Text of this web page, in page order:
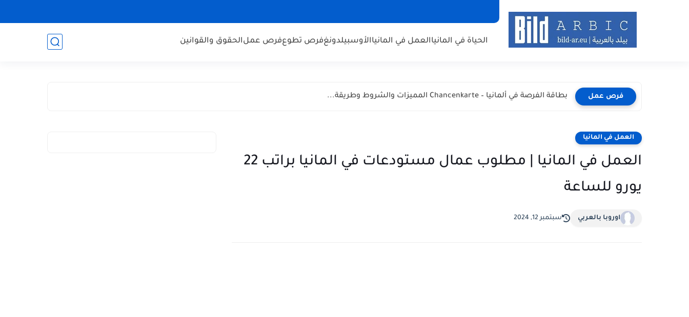
الحياة في المانياالعمل في المانياالأوسبيلدونغفرص تطوعفرص عملالحقوق والقوانين
فرص عمل أفضل طرق البحث عن عمل في ألمانيا عبر الإنترنت 2026
العمل في المانيا
العمل في المانيا | مطلوب عمال مستودعات في المانيا براتب 22
يورو للساعة
اوروبا بالعربي سبتمبر 12, 2024